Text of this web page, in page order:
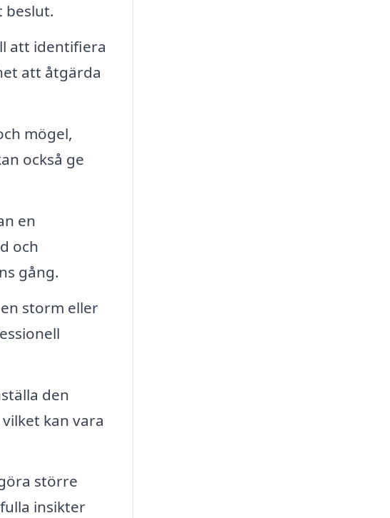
beslut.
att identifiera
att åtgärda
mögel,
också ge
en
och
gång.
storm eller
den
kan vara
större
insikter